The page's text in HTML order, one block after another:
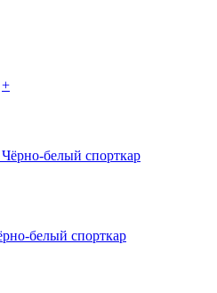
+
белый спорткар